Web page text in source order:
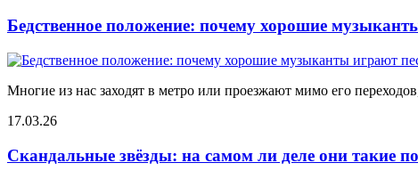
Бедственное положение: почему хорошие
Многие из нас заходят в метро или проезжают мимо его
17.03.26
Скандальные звёзды: на самом ли деле они такие